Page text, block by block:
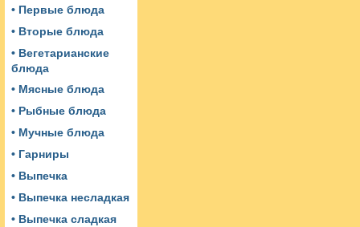
• Первые блюда
• Вторые блюда
• Вегетарианские
блюда
• Мясные блюда
• Рыбные блюда
• Мучные блюда
• Гарниры
• Выпечка
• Выпечка несладкая
• Выпечка сладкая